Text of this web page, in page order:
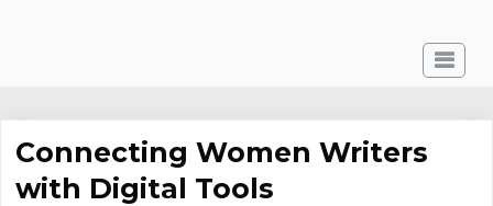
Connecting Women Writers
with Digital Tools